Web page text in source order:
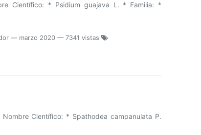
Científico: * Psidium guajava L. * Familia: *
— marzo 2020 — 7341 vistas
Científico: * Spathodea campanulata P.